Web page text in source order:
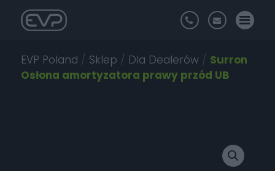
EVP Poland / Sklep / Dla Dealerów / Surron
Osłona amortyzatora prawy przód UB